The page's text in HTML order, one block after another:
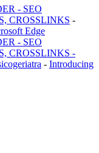
- SEO
CROSSLINKS -
Edge
- SEO
CROSSLINKS -
- Introducing